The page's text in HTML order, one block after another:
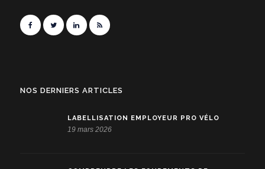
NOS DERNIERS ARTICLES
LABELLISATION EMPLOYEUR PRO VÉLO
19 mars 2026